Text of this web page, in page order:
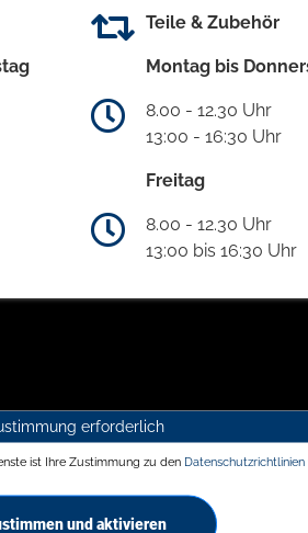
Teile & Zubehör
Montag bis
8.00 - 12.30 Uhr
13:00 - 16:30 Uhr
Freitag
8.00 - 12.30 Uhr
13:00 bis 16:30 Uhr
erforderlich
ist Ihre Zustimmung zu den
und aktivieren